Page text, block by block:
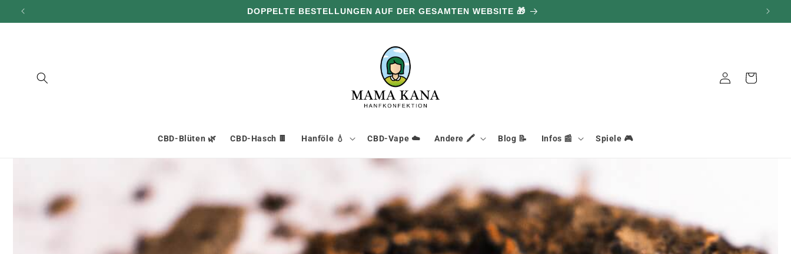
und zum
DOPPELTE BESTELLUNGEN AUF DER GESAMTEN WEBSITE 🎁
CBD-Blüten 🌿 CBD-Hasch 🍫 Hanföle 💧 CBD-Vape ☁️ Andere 🖍️ Blog 📝 Infos 📰 Spiele 🎮
VerbindungWarenkorb